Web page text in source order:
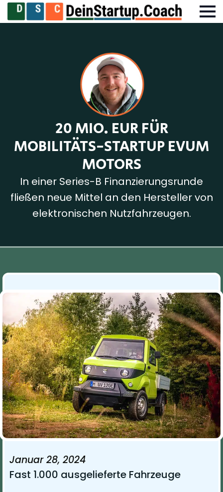
20 MIO. EUR FÜR
MOBILITÄTS-STARTUP EVUM
MOTORS
In einer Series-B Finanzierungsrunde
fließen neue Mittel an den Hersteller von
elektronischen Nutzfahrzeugen.
Januar 28, 2024
Fast 1.000 ausgelieferte Fahrzeuge